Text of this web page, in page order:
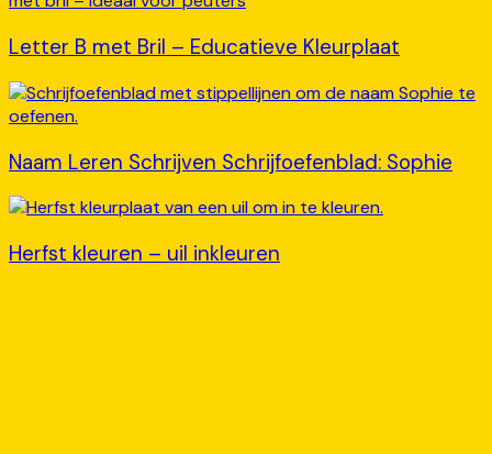
Letter B met Bril – Educatieve Kleurplaat
Naam Leren Schrijven Schrijfoefenblad: Sophie
Herfst kleuren – uil inkleuren